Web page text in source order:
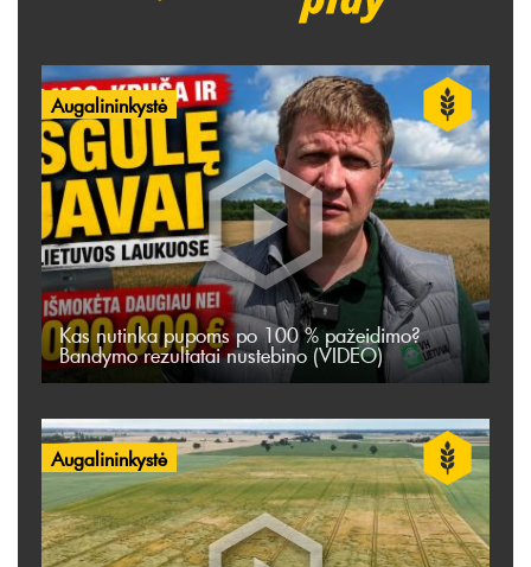
Augalininkystė
Kas nutinka pupoms po 100 % pažeidimo?
Bandymo rezultatai nustebino (VIDEO)
Augalininkystė